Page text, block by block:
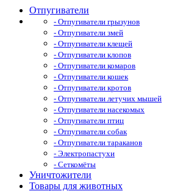
Отпугиватели
- Отпугиватели грызунов
- Отпугиватели змей
- Отпугиватели клещей
- Отпугиватели клопов
- Отпугиватели комаров
- Отпугиватели кошек
- Отпугиватели кротов
- Отпугиватели летучих мышей
- Отпугиватели насекомых
- Отпугиватели птиц
- Отпугиватели собак
- Отпугиватели тараканов
- Электропастухи
- Сеткомёты
Уничтожители
Товары для животных